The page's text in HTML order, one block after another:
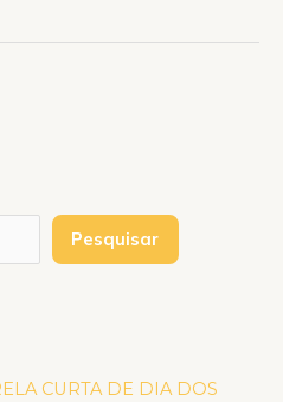
Pesquisar
CURTA DE DIA DOS